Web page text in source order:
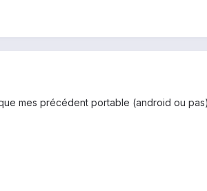
mes précédent portable (android ou